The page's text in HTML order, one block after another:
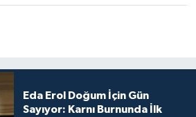
Eda Erol Doğum İçin Gün
Sayıyor: Karnı Burnunda İlk